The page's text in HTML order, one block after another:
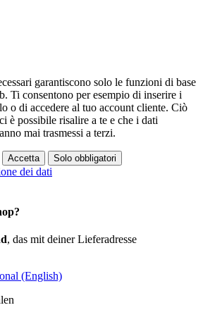
garantiscono solo le funzioni di base
Ti consentono per esempio di inserire i
o di accedere al tuo account cliente. Ciò
è possibile risalire a te e che i dati
mai trasmessi a terzi.
Accetta Solo obbligatori
dei dati
, das mit deiner Lieferadresse
(English)